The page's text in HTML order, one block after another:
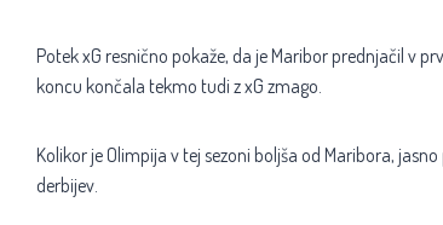
Potek xG resnično pokaže, da je Maribor prednjačil v
koncu končala tekmo tudi z xG zmago.
Kolikor je Olimpija v tej sezoni boljša od Maribora,
derbijev.